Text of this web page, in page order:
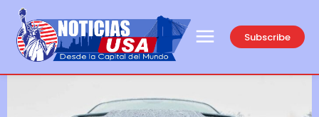
Subscribe